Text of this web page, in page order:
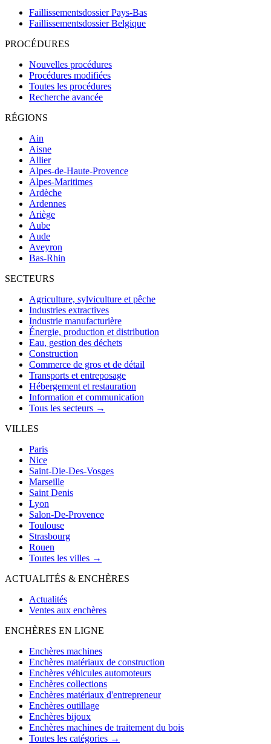
Faillissementsdossier Pays-Bas
Faillissementsdossier Belgique
PROCÉDURES
Nouvelles procédures
Procédures modifiées
Toutes les procédures
Recherche avancée
RÉGIONS
Ain
Aisne
Allier
Alpes-de-Haute-Provence
Alpes-Maritimes
Ardèche
Ardennes
Ariège
Aube
Aude
Aveyron
Bas-Rhin
SECTEURS
Agriculture, sylviculture et pêche
Industries extractives
Industrie manufacturière
Énergie, production et distribution
Eau, gestion des déchets
Construction
Commerce de gros et de détail
Transports et entreposage
Hébergement et restauration
Information et communication
Tous les secteurs →
VILLES
Paris
Nice
Saint-Die-Des-Vosges
Marseille
Saint Denis
Lyon
Salon-De-Provence
Toulouse
Strasbourg
Rouen
Toutes les villes →
ACTUALITÉS & ENCHÈRES
Actualités
Ventes aux enchères
ENCHÈRES EN LIGNE
Enchères machines
Enchères matériaux de construction
Enchères véhicules automoteurs
Enchères collections
Enchères matériaux d'entrepreneur
Enchères outillage
Enchères bijoux
Enchères machines de traitement du bois
Toutes les catégories →